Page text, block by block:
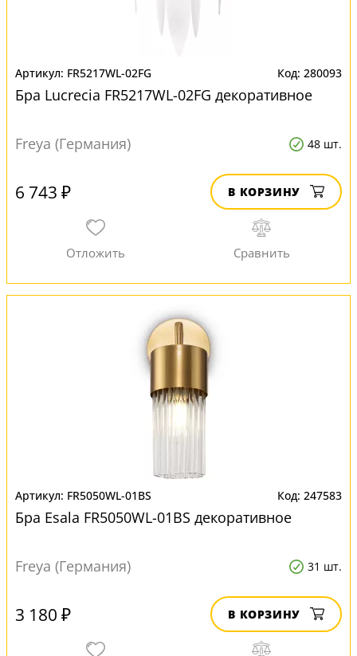
FR5217WL-02FG 280093
Бра Lucrecia FR5217WL-02FG декоративное
Freya (Германия) 48 шт.
6 743 ₽ В КОРЗИНУ
FR5050WL-01BS 247583
Бра Esala FR5050WL-01BS декоративное
Freya (Германия) 31 шт.
3 180 ₽ В КОРЗИНУ